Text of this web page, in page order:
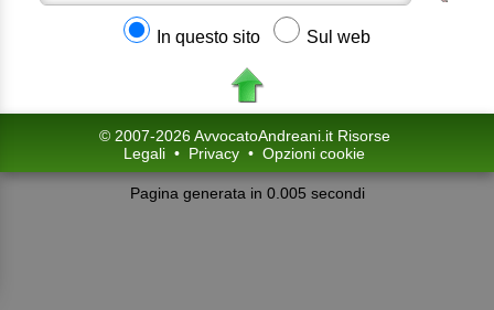
In questo sito Sul web
© 2007-2026 AvvocatoAndreani.it Risorse
Legali • Privacy • Opzioni cookie
Pagina generata in 0.005 secondi